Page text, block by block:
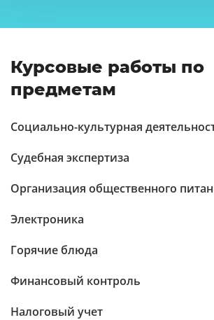
Курсовые работы по
предметам
Социально-культурная
Судебная экспертиза
Организация общественного
Электроника
Горячие блюда
Финансовый контроль
Налоговый учет